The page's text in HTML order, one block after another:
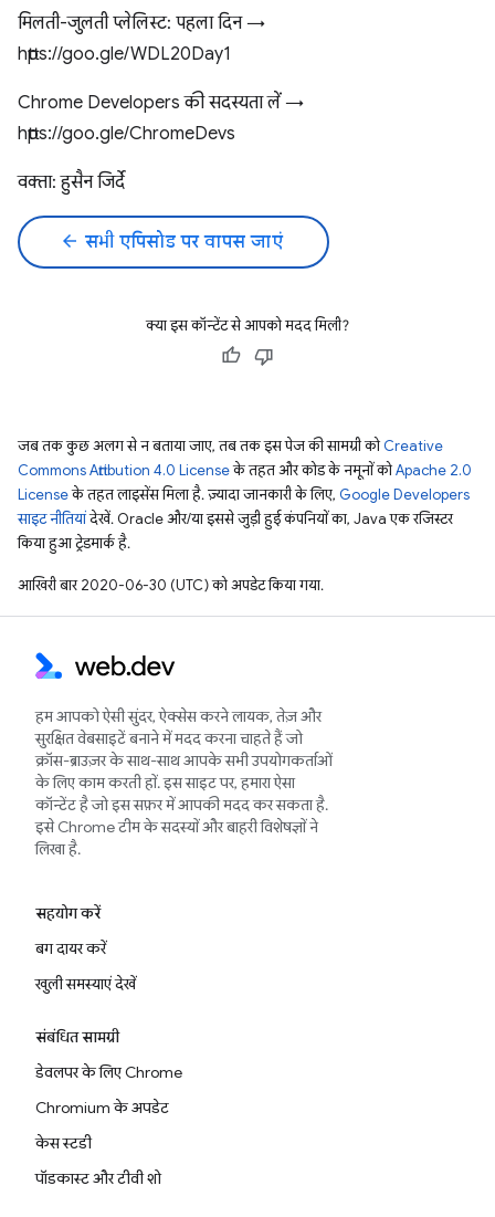
मिलती-जुलती प्लेलिस्ट: पहला दिन →
https://goo.gle/WDL20Day1
Chrome Developers की सदस्यता लें →
https://goo.gle/ChromeDevs
वक्ता: हुसैन जिर्दे
arrow_back सभी एपिसोड पर वापस जाएं
क्या इस कॉन्टेंट से आपको मदद मिली?
जब तक कुछ अलग से न बताया जाए, तब तक इस पेज की सामग्री कोCreative
Commons Attribution 4.0 Licenseके तहत और कोड के नमूनों कोApache 2.0
Licenseके तहत लाइसेंस मिला है. ज़्यादा जानकारी के लिए, Google Developers
साइट नीतियांदेखें. Oracle और/या इससे जुड़ी हुई कंपनियों का, Java एक रजिस्टर
किया हुआ ट्रेडमार्क है.
आखिरी बार 2020-06-30 (UTC) को अपडेट किया गया.
हम आपको ऐसी सुंदर, ऐक्सेस करने लायक, तेज़ और
सुरक्षित वेबसाइटें बनाने में मदद करना चाहते हैं जो
क्रॉस-ब्राउज़र के साथ-साथ आपके सभी उपयोगकर्ताओं
के लिए काम करती हों. इस साइट पर, हमारा ऐसा
कॉन्टेंट है जो इस सफ़र में आपकी मदद कर सकता है.
इसे Chrome टीम के सदस्यों और बाहरी विशेषज्ञों ने
लिखा है.
सहयोग करें
बग दायर करें
खुली समस्याएं देखें
संबंधित सामग्री
डेवलपर के लिए Chrome
Chromium के अपडेट
केस स्टडी
पॉडकास्ट और टीवी शो